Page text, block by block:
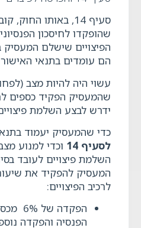
סעיף 14, באותו
שהופקדו לחיסכון
הפיצויים שישלם
הם עומדים בתנאי האישור
עשוי היה להיות מצב
שהמעסיק הפקיד כספים
ידרש לבצע השלמת
כדי שהמעסיק יעמוד
לסעיף 14
וכדי למנוע
השלמת פיצויים לעובד
המעסיק להפקיד את
לרכיב הפיצויים: